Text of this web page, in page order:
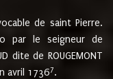
de saint Pierre.
par le seigneur de
dite de ROUGEMONT
avril 17367.